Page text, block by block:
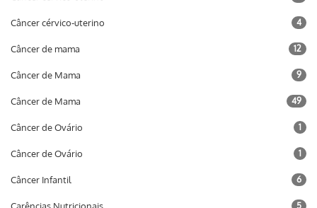
Câncer cérvico-uterino 4
Câncer de mama 12
Câncer de Mama 9
Câncer de Mama 49
Câncer de Ovário 1
Câncer de Ovário 1
Câncer Infantil 6
5